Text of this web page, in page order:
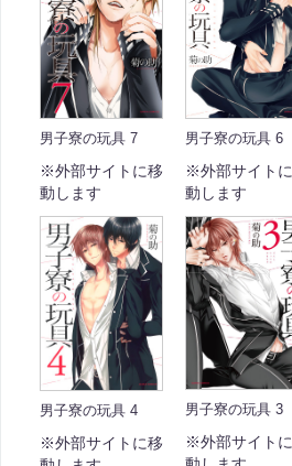
男子寮の玩具 7
※外部サイトに移
動します
男子寮の玩具 6
※外部サイト
動します
男子寮の玩具 4
※外部サイトに移
男子寮の玩具 3
※外部サイト